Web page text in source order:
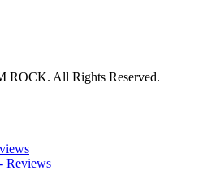
ROCK. All Rights Reserved.
Reviews